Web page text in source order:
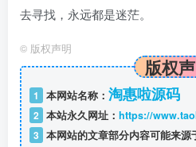
去寻找，永远都是迷茫。
© 版权声明
版权
1 本网站名称： 淘惠啦源码
2 本站永久网址： https://
3 本网站的文章部分内容可能来